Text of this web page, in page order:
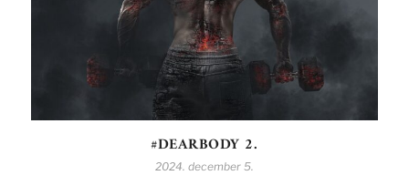
#DEARBODY 2.
2024. december 5.